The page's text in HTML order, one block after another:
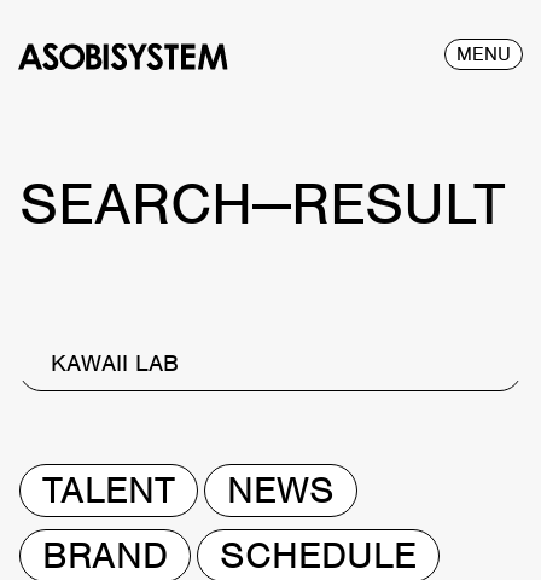
MENU
SEARCH—RESULT
KAWAII LAB
TALENT
NEWS
BRAND
SCHEDULE